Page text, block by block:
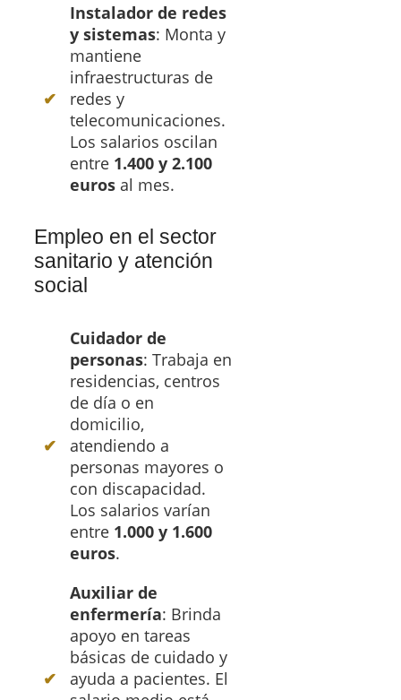
Instalador de redes
y sistemas: Monta y
mantiene
infraestructuras de
redes y
telecomunicaciones.
Los salarios oscilan
entre 1.400 y 2.100
euros al mes.
Empleo en el sector
sanitario y atención
social
Cuidador de
personas: Trabaja en
residencias, centros
de día o en
domicilio,
atendiendo a
personas mayores o
con discapacidad.
Los salarios varían
entre 1.000 y 1.600
euros.
Auxiliar de
enfermería: Brinda
apoyo en tareas
básicas de cuidado y
ayuda a pacientes. El